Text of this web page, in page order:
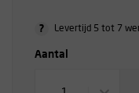
? Levertijd 5 tot 7
Aantal